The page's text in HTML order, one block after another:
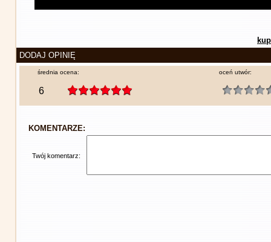
DODAJ OPINIĘ
średnia ocena:
6
oceń utwór:
KOMENTARZE:
Twój komentarz: